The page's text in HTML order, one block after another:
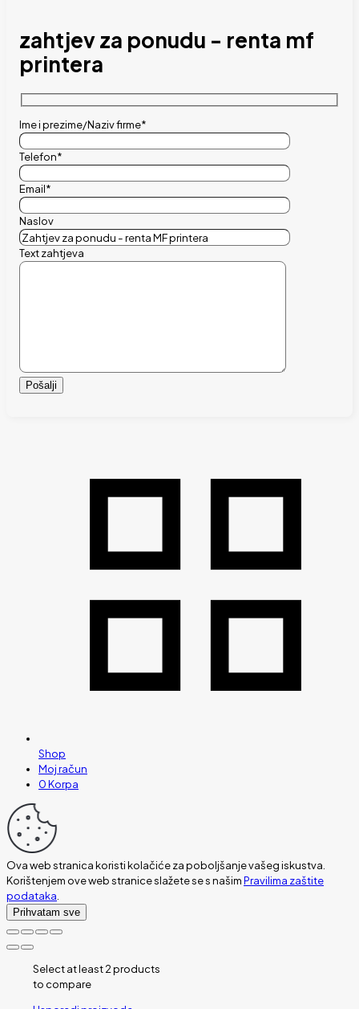
zahtjev za ponudu - renta mf
printera
Ime i prezime/Naziv firme*
Telefon*
Email*
Naslov
Text zahtjeva
Shop
Moj račun
0Korpa
Ova web stranica koristi kolačiće za poboljšanje vašeg iskustva.
Korištenjem ove web stranice slažete se s našimPravilima zaštite
podataka.
Prihvatam sve
Select at least 2 products
to compare